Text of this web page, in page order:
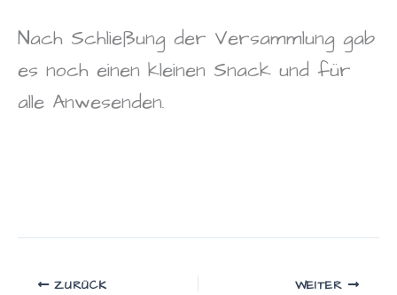
Nach Schließung der Versammlung gab
es noch einen kleinen Snack und für
alle Anwesenden.
ZURÜCK WEITER